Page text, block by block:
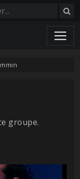
groupe.